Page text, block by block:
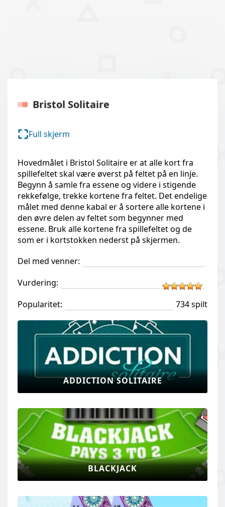
Bristol Solitaire
Full skjerm
Hovedmålet i Bristol Solitaire er at alle kort fra
spillefeltet skal være øverst på feltet på en linje.
Begynn å samle fra essene og videre i stigende
rekkefølge, trekke kortene fra feltet. Det endelige
målet med denne kabal er å sortere alle kortene i
den øvre delen av feltet som begynner med
essene. Bruk alle kortene fra spillefeltet og de
som er i kortstokken nederst på skjermen.
Del med venner:
Vurdering:
Popularitet:
734 spilt
ADDICTION SOLITAIRE
BLACKJACK